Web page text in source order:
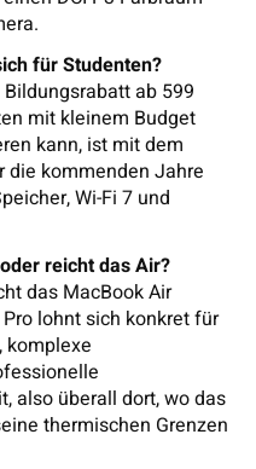
für Studenten?
ab 599
mit kleinem Budget
kann, ist mit dem
die kommenden Jahre
Wi-Fi 7 und
reicht das Air?
das MacBook Air
lohnt sich konkret für
komplexe
also überall dort, wo das
thermischen Grenzen